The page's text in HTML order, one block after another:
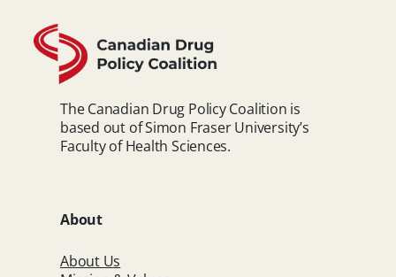
The Canadian Drug Policy Coalition is
based out of Simon Fraser University’s
Faculty of Health Sciences.
About
About Us